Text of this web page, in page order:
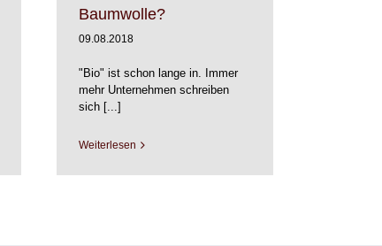
Baumwolle?
09.08.2018
"Bio" ist schon lange in. Immer
mehr Unternehmen schreiben
sich [...]
Weiterlesen